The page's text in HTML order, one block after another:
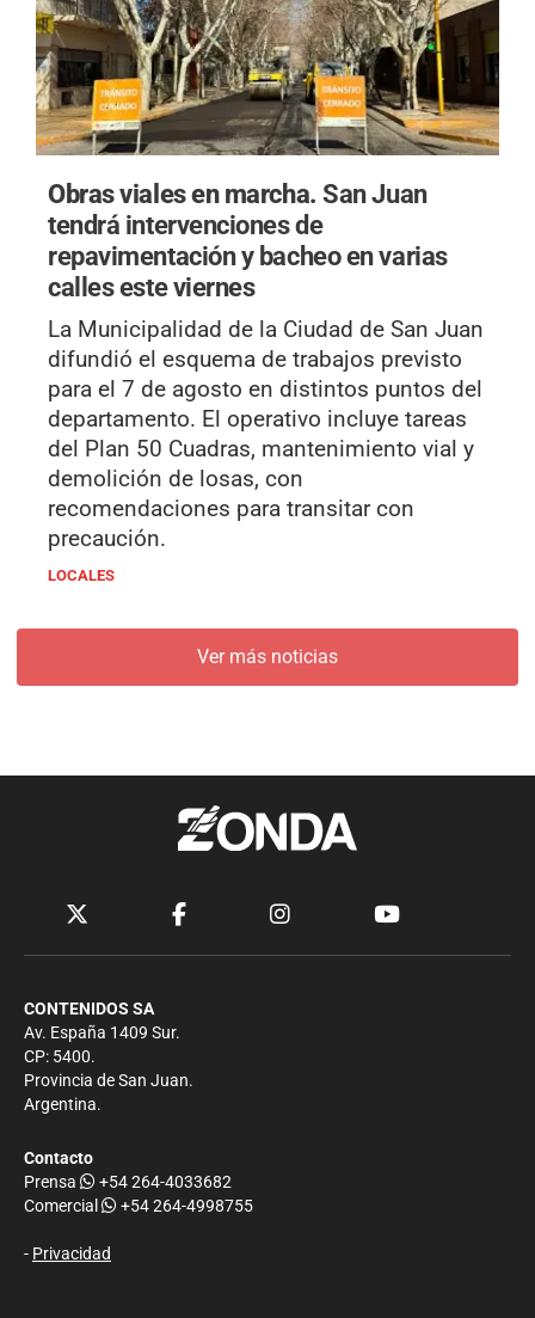
Obras viales en marcha.San Juan
tendrá intervenciones de
repavimentación y bacheo en varias
calles este viernes
La Municipalidad de la Ciudad de San Juan
difundió el esquema de trabajos previsto
para el 7 de agosto en distintos puntos del
departamento. El operativo incluye tareas
del Plan 50 Cuadras, mantenimiento vial y
demolición de losas, con
recomendaciones para transitar con
precaución.
LOCALES
Ver más noticias
CONTENIDOS SA
Av. España 1409 Sur.
CP: 5400.
Provincia de San Juan.
Argentina.
Contacto
Prensa
+54 264-4033682
Comercial
+54 264-4998755
- Privacidad